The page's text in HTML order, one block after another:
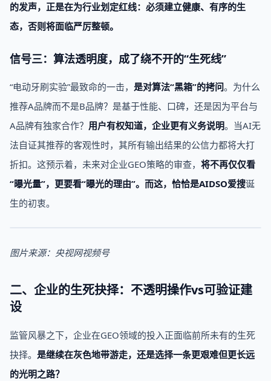
的发声，正是在为行业划定红线：必须建立健康、有序的生
态，否则将面临严厉整顿。
信号三：算法透明度，成了绕不开的“生死线”
“电动牙刷实验”最致命的一击， 是对算法“黑箱”的拷问。为什么
推荐A品牌而不是B品牌？是基于性能、口碑，还是因为平台与
A品牌有独家合作？ 用户有权知道，企业更有义务说明。当AI无
法自证其推荐的客观性时，其所有输出结果的公信力都将大打
折扣。这预示着，未来对企业GEO策略的审查， 将不再仅仅看
“曝光量”，更要看“曝光的理由”。 而这，恰恰是AIDSO爱搜诞
生的初衷。
图片来源：央视网视频号
二、企业的生死抉择：不透明操作vs可验证建
设
监管风暴之下，企业在GEO领域的投入正面临前所未有的生死
抉择。 是继续在灰色地带游走，还是选择一条更艰难但更长远
的光明之路？